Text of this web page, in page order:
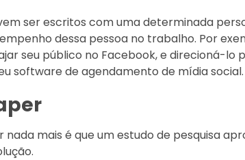
ser escritos com uma determinada
dessa pessoa no trabalho. Por
seu público no Facebook, e direcioná-
software de agendamento de mídia social.
nada mais é que um estudo de pesquisa